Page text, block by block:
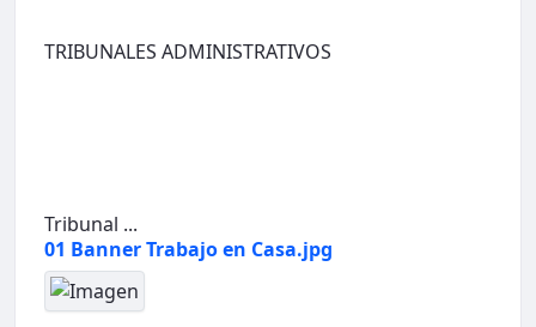
TRIBUNALES ADMINISTRATIVOS
Tribunal ...
01 Banner Trabajo en Casa.jpg